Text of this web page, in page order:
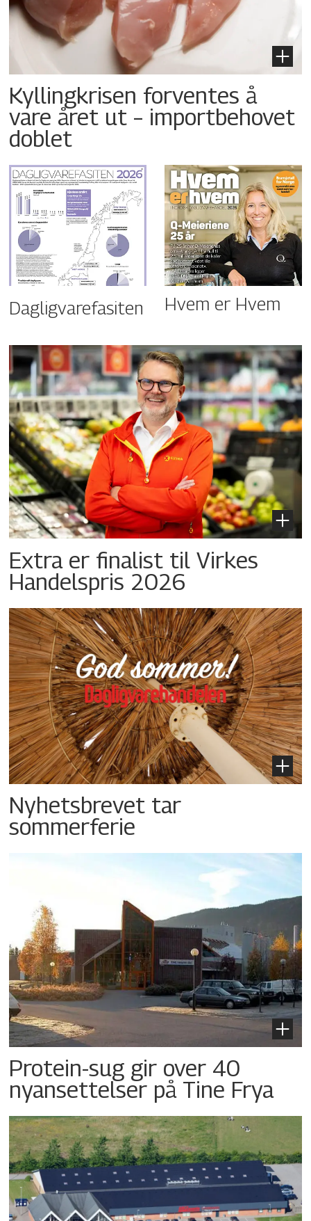
Kyllingkrisen forventes å
vare året ut – importbehovet
doblet
Dagligvarefasiten Hvem er Hvem
Extra er finalist til Virkes
Handelspris 2026
Nyhetsbrevet tar
sommerferie
Protein-sug gir over 40
nyansettelser på Tine Frya